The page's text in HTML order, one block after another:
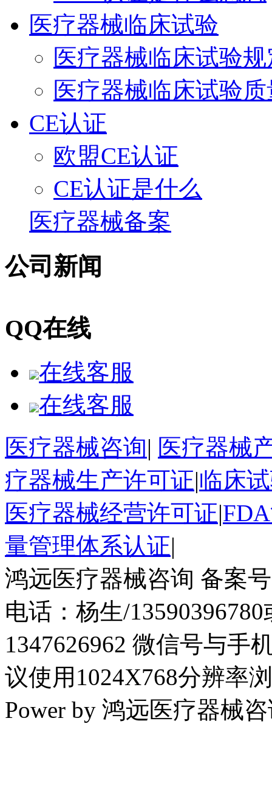
医疗器械临床试验
医疗器械临床试验
医疗器械临床试验
CE认证
欧盟CE认证
CE认证是什么
医疗器械备案
公司新闻
QQ在线
在线客服
在线客服
医疗器械咨询| 医疗器械
疗器械生产许可证|临床
医疗器械经营许可证|
量管理体系认证|
鸿远医疗器械咨询 备案
电话：杨生/
1347626962 微信号与手
议使用1024X768分辨率
Power by 鸿远医疗器械